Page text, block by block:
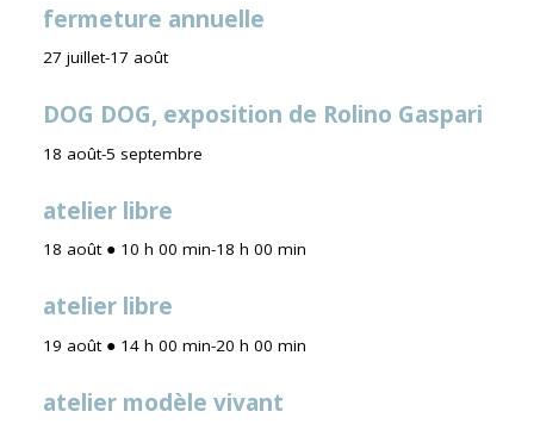
fermeture annuelle
27 juillet-17 août
DOG DOG, exposition de Rolino Gaspari
18 août-5 septembre
atelier libre
18 août ● 10 h 00 min-18 h 00 min
atelier libre
19 août ● 14 h 00 min-20 h 00 min
atelier modèle vivant